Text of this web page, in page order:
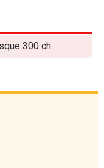
300 ch